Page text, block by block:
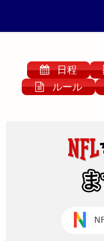
日程
ルール